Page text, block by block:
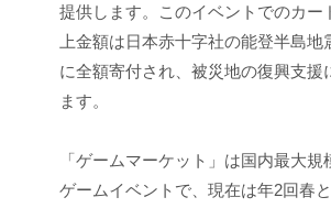
提供します。このイベントでのカー
上金額は日本赤十字社の能登半島地
に全額寄付され、被災地の復興支援
ます。
「ゲームマーケット」は国内最大規
ゲームイベントで、現在は年2回春